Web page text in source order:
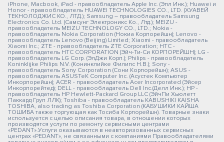
iPhone, Macbook, iPad - правообладатель Apple Inc. (Эпл Инк.); Huawei и
Honor - правообладатель HUAWEI TECHNOLOGIES CO., LTD. (ХУАВЕЙ
ТЕКНОЛОДЖИС КО., ЛТД.); Samsung – правообладатель Samsung
Electronics Co. Ltd. (Самсунг Электроникс Ко., Лтд.); MEIZU -
правообладатель MEIZU TECHNOLOGY CO., LTD.; Nokia -
правообладатель Nokia Corporation (Нокиа Корпорейшн); Lenovo -
правообладатель Lenovo (Beijing) Limited; Xiaomi - правообладатель
Xiaomi Inc.; ZTE - правообладатель ZTE Corporation; HTC -
правообладатель HTC CORPORATION (Эйч-Ти-Си КОРПОРЕЙШН); LG -
правообладатель LG Corp. (ЭлДжи Корп.); Philips - правообладатель
Koninklijke Philips N.V. (Конинклийке Филипс Н.В.); Sony -
правообладатель Sony Corporation (Сони Корпорейшн); ASUS -
правообладатель ASUSTeK Computer Inc. (Асустек Компьютер
Инкорпорейшн); ACER - правообладатель Acer Incorporated (Эйсер
Инкорпорейтед); DELL - правообладатель Dell Inc.(Делл Инк.); HP -
правообладатель HP Hewlett-Packard Group LLC (ЭйчПи Хьюлетт
Паккард Груп ЛЛК); Toshiba - правообладатель KABUSHIKI KAISHA
TOSHIBA, also trading as Toshiba Corporation (КАБУШИКИ КАЙША
ТОШИБА также торгующая как Тосиба Корпорейшн). Товарные знаки
используется с целью описания товара, в отношении которых
производятся услуги по ремонту сервисными центрами
«PEDANT».Услуги оказываются в неавторизованных сервисных
центрах «PEDANT», не связанными с компаниями Правообладателями